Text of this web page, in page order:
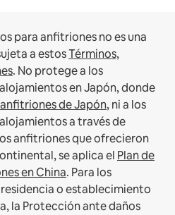
para anfitriones no es una
a estosTérminos,
. No protege a los
en Japón, donde
de Japón, ni a los
a través de
anfitriones que ofrecieron
se aplica el Plan de
en China. Para los
o establecimiento
la Protección ante daños